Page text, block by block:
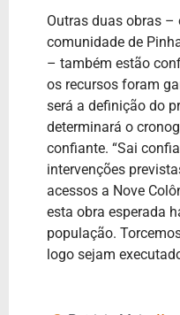
Outras duas obras –
comunidade de
– também estão
os recursos foram
será a definição do
determinará o
confiante. “Sai
intervenções
acessos a Nove
esta obra esperada
população.
logo sejam